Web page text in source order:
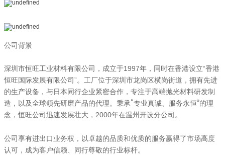
公司背景
深圳市恒旺工业材料有限公司，成立于1997年，同时在香港设立“香港
恒旺国际发展有限公司”。工厂位于深圳市龙岗区横岗街道，拥有先进
的生产设备， 与日本同行企业紧密合作， 专注于高端抛光材料研发制
造，以及全球领先研磨产品的代理。 秉承“专业真诚、服务永恒”的理
念，恒旺公司迅速发展壮大 ，2000年在温州开设分公司。
公司享有进出口业务权，以卓越的品质和优质的服务赢得了市场高度
认可，成为客户信赖、同行尊敬的行业标杆。